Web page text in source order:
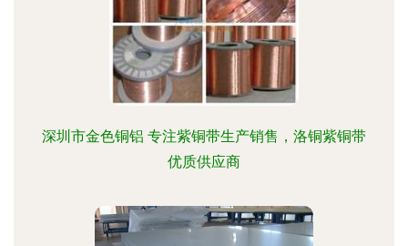
深圳市金色铜铝 专注紫铜带生产销售，洛铜紫铜带
优质供应商